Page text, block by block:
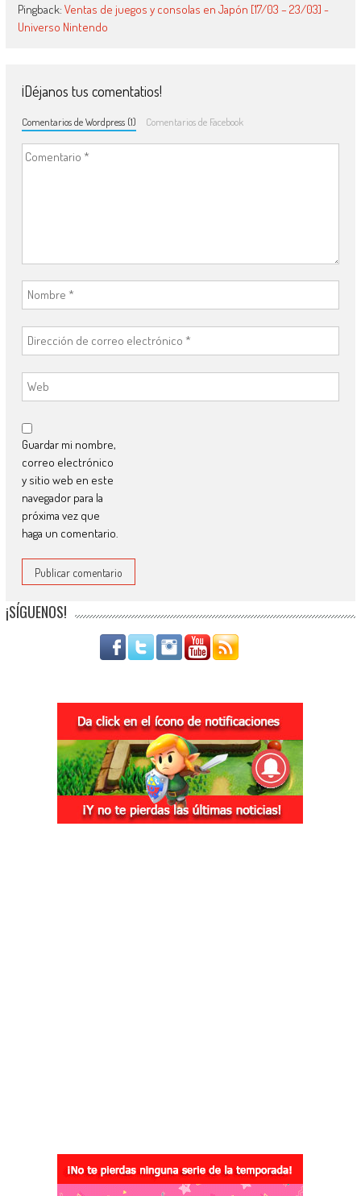
Pingback: Ventas de juegos y consolas en Japón [17/03 – 23/03] -
Universo Nintendo
¡Déjanos tus comentatios!
Comentarios de Wordpress (1) Comentarios de Facebook
Guardar mi nombre,
correo electrónico
y sitio web en este
navegador para la
próxima vez que
haga un comentario.
¡SÍGUENOS!